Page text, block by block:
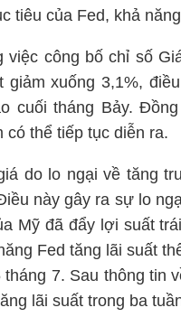
tiêu của Fed, khả
việc công bố chỉ số
giảm xuống 3,1%,
cuối tháng Bảy.
thể tiếp tục diễn ra.
do lo ngại về tăng
này gây ra sự lo
Mỹ đã đẩy lợi suất
Fed tăng lãi suất
7. Sau thông
lãi suất trong ba